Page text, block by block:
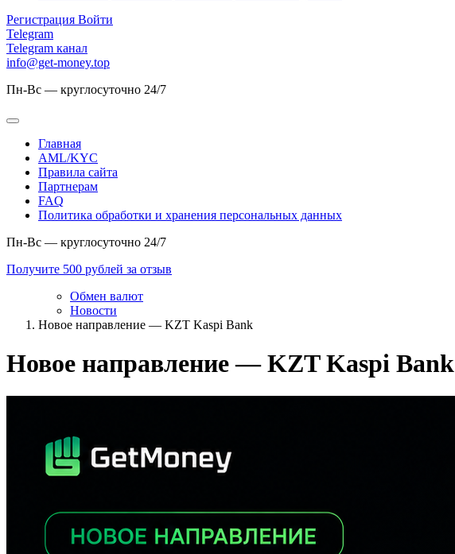
Регистрация Войти
Telegram
Telegram канал
info@get-money.top
Пн-Вс — круглосуточно 24/7
Главная
AML/KYC
Правила сайта
Партнерам
FAQ
Политика обработки и хранения персональных данных
Пн-Вс — круглосуточно 24/7
Получите 500 рублей за отзыв
Обмен валют
Новости
Новое направление — KZT Kaspi Bank
Новое направление — KZT Kaspi Bank